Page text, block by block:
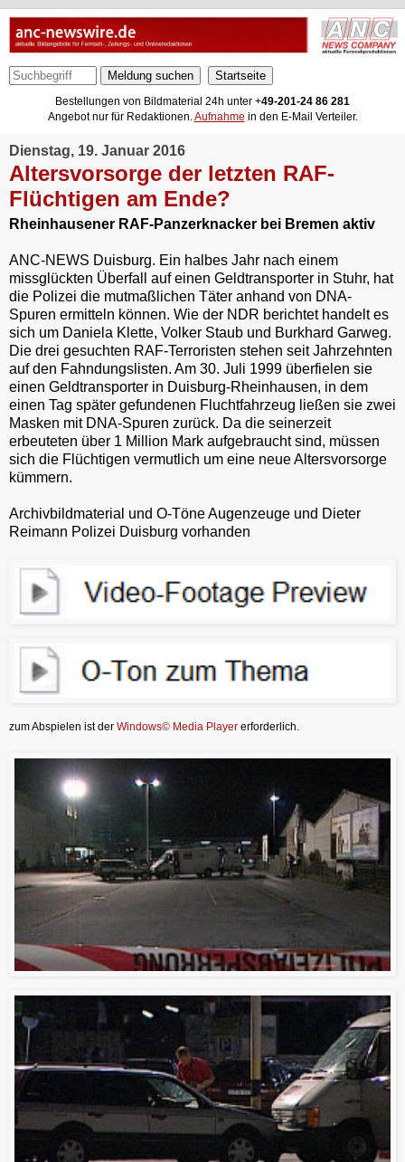
Meldung suchen
Bestellungen von Bildmaterial 24h unter +49-201-24 86 281
Angebot nur für Redaktionen.Aufnahme in den E-Mail Verteiler.
Dienstag, 19. Januar 2016
Altersvorsorge der letzten RAF-
Flüchtigen am Ende?
Rheinhausener RAF-Panzerknacker bei Bremen aktiv
ANC-NEWS Duisburg. Ein halbes Jahr nach einem
missglückten Überfall auf einen Geldtransporter in Stuhr, hat
die Polizei die mutmaßlichen Täter anhand von DNA-
Spuren ermitteln können. Wie der NDR berichtet handelt es
sich um Daniela Klette, Volker Staub und Burkhard Garweg.
Die drei gesuchten RAF-Terroristen stehen seit Jahrzehnten
auf den Fahndungslisten. Am 30. Juli 1999 überfielen sie
einen Geldtransporter in Duisburg-Rheinhausen, in dem
einen Tag später gefundenen Fluchtfahrzeug ließen sie zwei
Masken mit DNA-Spuren zurück. Da die seinerzeit
erbeuteten über 1 Million Mark aufgebraucht sind, müssen
sich die Flüchtigen vermutlich um eine neue Altersvorsorge
kümmern.
Archivbildmaterial und O-Töne Augenzeuge und Dieter
Reimann Polizei Duisburg vorhanden
zum Abspielen ist der Windows© Media Player erforderlich.